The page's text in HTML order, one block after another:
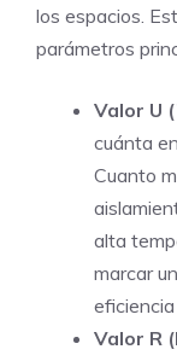
los espacios.
parámetros
Valor U
cuánta
Cuanto
alta
marcar
Valor R